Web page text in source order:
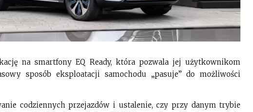
na smartfony EQ Ready, która pozwala jej użytkownikom
sposób eksploatacji samochodu „pasuje” do możliwości
codziennych przejazdów i ustalenie, czy przy danym trybie